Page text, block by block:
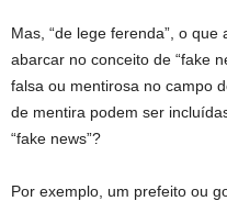
Mas, “de lege ferenda”, o
abarcar no conceito de “fake
falsa ou mentirosa no campo
de mentira podem ser
“fake news”?
Por exemplo, um prefeito ou